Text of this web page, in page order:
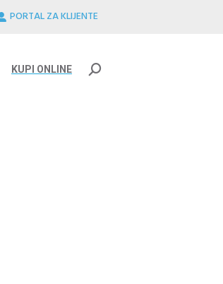
PORTAL ZA KLIJENTE
KUPI ONLINE Search:
KUPI ONLINE Search: